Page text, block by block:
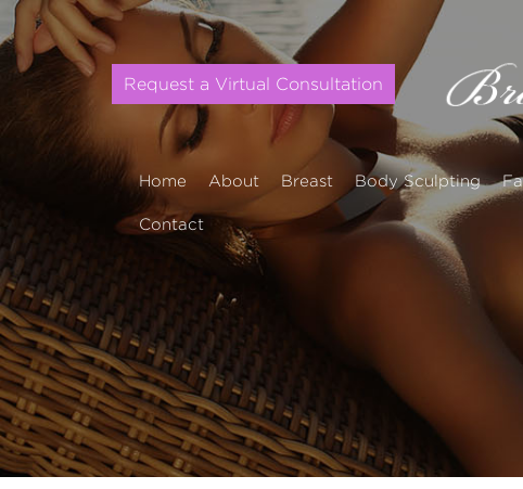
Request a Virtual Consultation
Home About Breast Body Sculpting
Contact